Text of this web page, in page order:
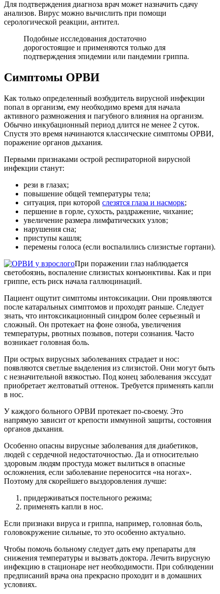
Для подтверждения диагноза врач может назначить сдачу
анализов. Вирус можно вычислить при помощи
серологической реакции, антител.
Подобные исследования достаточно
дорогостоящие и применяются только для
подтверждения эпидемии или пандемии гриппа.
Симптомы ОРВИ
Как только определенный возбудитель вирусной инфекции
попал в организм, ему необходимо время для начала
активного размножения и пагубного влияния на организм.
Обычно инкубационный период длится не менее 2 суток.
Спустя это время начинаются классические симптомы ОРВИ,
поражение органов дыхания.
Первыми признаками острой респираторной вирусной
инфекции станут:
рези в глазах;
повышение общей температуры тела;
ситуация, при которой слезятся глаза и насморк;
першение в горле, сухость, раздражение, чихание;
увеличение размера лимфатических узлов;
нарушения сна;
приступы кашля;
перемены голоса (если воспалились слизистые гортани).
При поражении глаз наблюдается
светобоязнь, воспаление слизистых конъюнктивы. Как и при
гриппе, есть риск начала галлюцинаций.
Пациент ощутит симптомы интоксикации. Они проявляются
после катаральных симптомов и проходят раньше. Следует
знать, что интоксикационный синдром более серьезный и
сложный. Он протекает на фоне озноба, увеличения
температуры, рвотных позывов, потери сознания. Часто
возникает головная боль.
При острых вирусных заболеваниях страдает и нос:
появляются светлые выделения из слизистой. Они могут быть
с незначительной вязкостью. Под конец заболевания экссудат
приобретает желтоватый оттенок. Требуется применять капли
в нос.
У каждого больного ОРВИ протекает по-своему. Это
напрямую зависит от крепости иммунной защиты, состояния
органов дыхания.
Особенно опасны вирусные заболевания для диабетиков,
людей с сердечной недостаточностью. Да и относительно
здоровым людям простуда может вылиться в опасные
осложнения, если заболевание переносится «на ногах».
Поэтому для скорейшего выздоровления лучше:
придерживаться постельного режима;
применять капли в нос.
Если признаки вируса и гриппа, например, головная боль,
головокружение сильные, то это особенно актуально.
Чтобы помочь больному следует дать ему препараты для
снижения температуры и вызвать доктора. Лечить вирусную
инфекцию в стационаре нет необходимости. При соблюдении
предписаний врача она прекрасно проходит и в домашних
условиях.